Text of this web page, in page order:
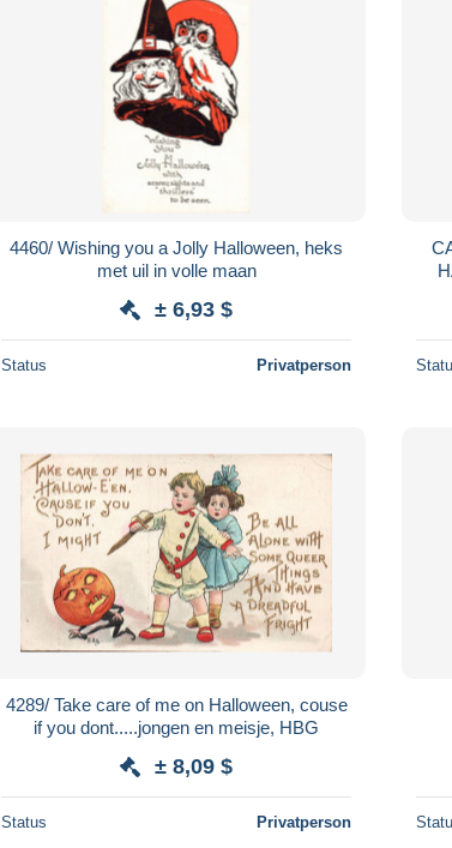
4460/ Wishing you a Jolly Halloween, heks
met uil in volle maan
± 6,93 $
Status Privatperson
4289/ Take care of me on Halloween, couse
if you dont.....jongen en meisje, HBG
± 8,09 $
Status Privatperson